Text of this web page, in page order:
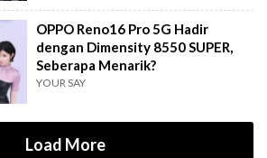
OPPO Reno16 Pro 5G Hadir
dengan Dimensity 8550 SUPER,
Seberapa Menarik?
YOUR SAY
Load More